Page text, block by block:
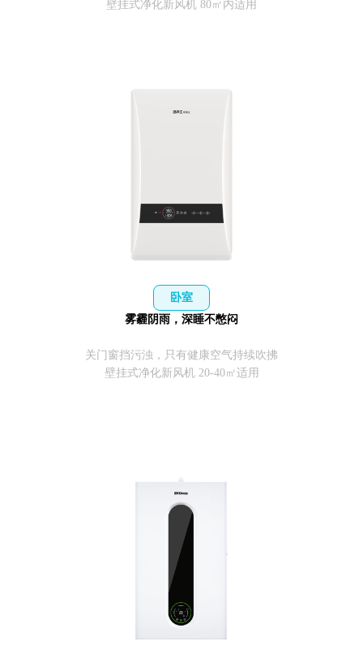
壁挂式净化新风机 80㎡内适用
卧室
雾霾阴雨，深睡不憋闷
关门窗挡污浊，只有健康空气持续吹拂
壁挂式净化新风机 20-40㎡适用